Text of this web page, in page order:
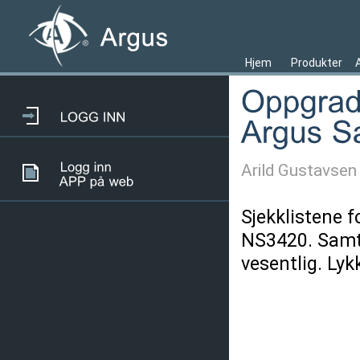
Hjem Produkter
Arild
Sjekklistene
NS3420.
vesentlig.